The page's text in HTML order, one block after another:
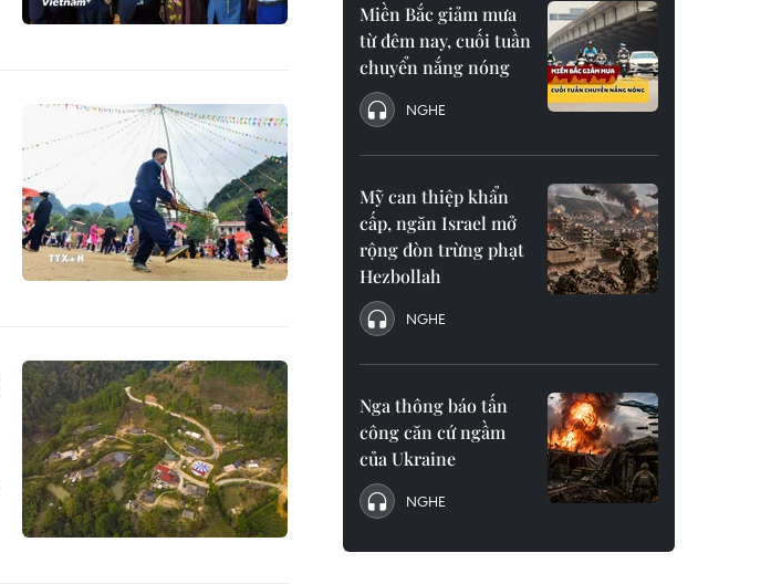
Miền Bắc giảm mưa
từ đêm nay, cuối tuần
chuyển nắng nóng
NGHE
Mỹ can thiệp khẩn
cấp, ngăn Israel mở
rộng đòn trừng phạt
Hezbollah
NGHE
Nga thông báo tấn
công căn cứ ngầm
của Ukraine
NGHE